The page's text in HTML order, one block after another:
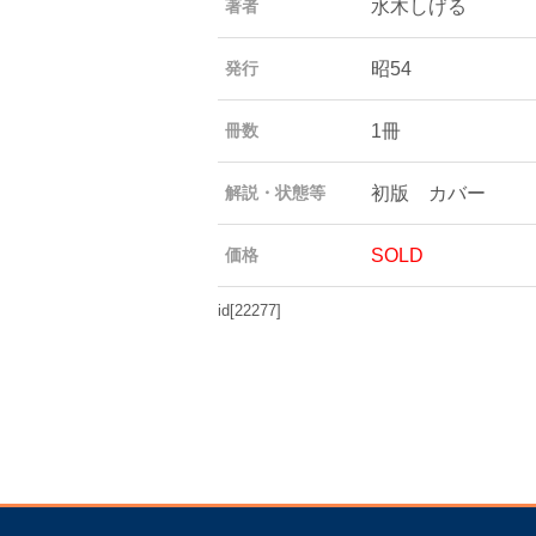
著者 水木しげる
発行 昭54
冊数 1冊
解説・状態等 初版 カバー
価格 SOLD
id[22277]